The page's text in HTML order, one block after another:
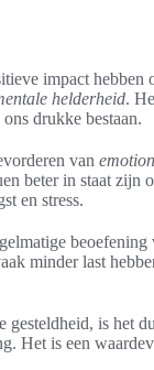
impact hebben
helderheid.
drukke bestaan.
van
beter in staat zijn
en stress.
minder last
gesteldheid, is het
Het is een